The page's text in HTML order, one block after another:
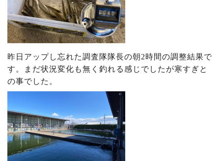
昨日アップし忘れた調査隊隊長の朝2時間の調整結果で
す。まだ状況変化も無く釣れる感じでしたが寒すぎと
の事でした。